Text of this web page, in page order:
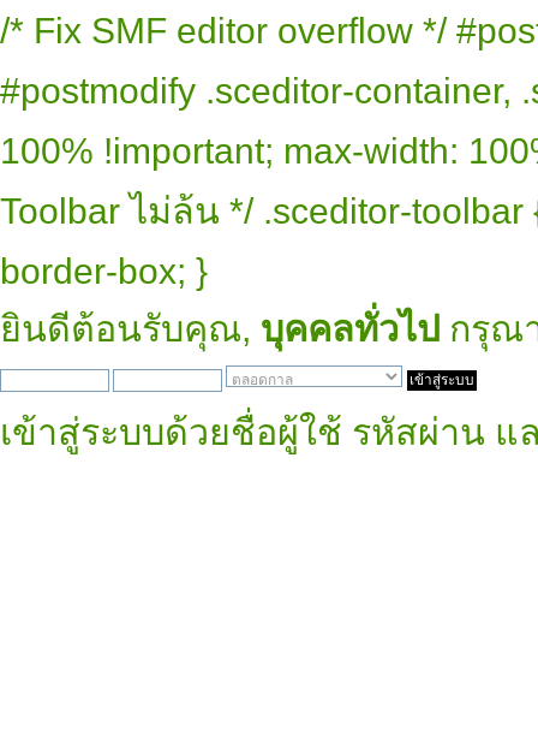
/* Fix SMF editor overflow */
#postmodify .sceditor-container,
100% !important; max-width:
Toolbar ไม่ล้น */ .sceditor-
border-box; }
ยินดีต้อนรับคุณ, บุคคลทั่วไป กรุณ
เข้าสู่ระบบด้วยชื่อผู้ใช้ รหัสผ่าน แ